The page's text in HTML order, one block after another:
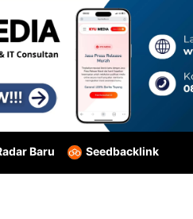
Baru Seedbacklink